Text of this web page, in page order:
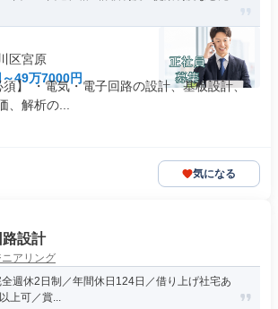
区宮原
49万7000円
】 ・電気・電子回路の設計、基板設計、
、解析の...
気になる
設計
アリング
全週休2日制／年間休日124日／借り上げ社宅あ
上可／賞...